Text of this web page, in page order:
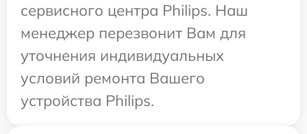
сервисного центра Philips. Наш
менеджер перезвонит Вам для
уточнения индивидуальных
условий ремонта Вашего
устройства Philips.